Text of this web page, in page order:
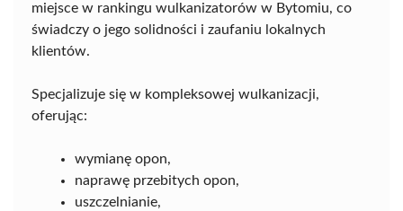
miejsce w rankingu wulkanizatorów w Bytomiu, co
świadczy o jego solidności i zaufaniu lokalnych
klientów.
Specjalizuje się w kompleksowej wulkanizacji,
oferując:
wymianę opon,
naprawę przebitych opon,
uszczelnianie,